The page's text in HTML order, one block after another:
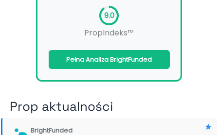
9.0
PropIndeks™
Pełna Analiza BrightFunded
Prop aktualności
BrightFunded